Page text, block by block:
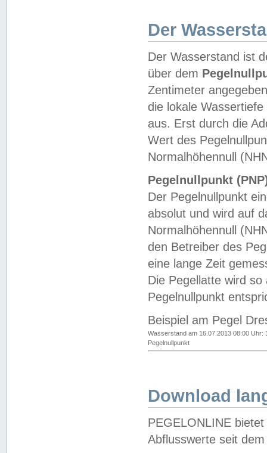
Der
Der Wasserstand ist
über dem
Zentimeter
die lokale
aus. Erst durch die
Wert des
Normalhöhennull
Pegelnullpunkt
Der Pegelnullpunkt
absolut und wird auf
Normalhöhennull
den Betreiber des
eine lange Zeit
Die Pegellatte wird
Pegelnullpunkt
Beispiel am Pegel
Wasserstand am 16.07.2013 08:00 Uhr:
Pegelnullpunkt
Download
PEGELONLINE
Abflusswerte seit